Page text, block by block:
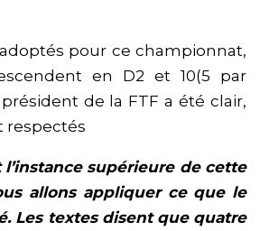
pour ce championnat,
en D2 et 10(5 par
de la FTF a été clair,
respectés
l’instance supérieure de cette
allons appliquer ce que le
Les textes disent que quatre